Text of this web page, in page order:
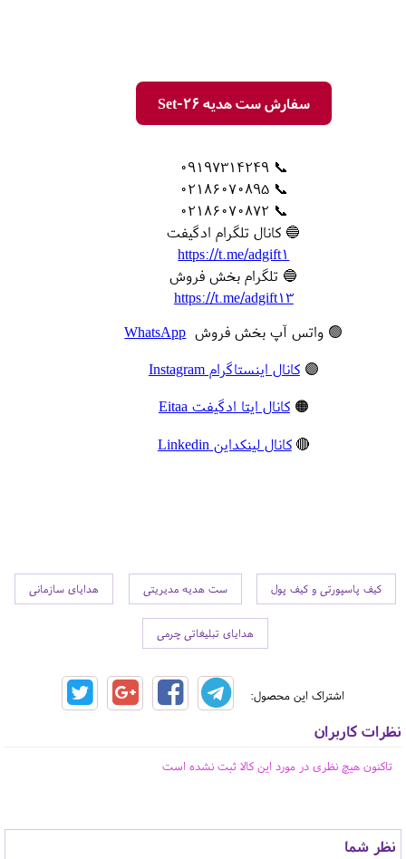
سفارش ست هدیه Set-26
📞 09197314249
📞 02186070895
📞 02186070872
🔵 کانال تلگرام ادگیفت
https://t.me/adgift1
🔵 تلگرام بخش فروش
https://t.me/adgift13
🟢 واتس آپ بخش فروش WhatsApp
🟣کانال اینستاگرام Instagram
🟠کانال ایتا ادگیفت Eitaa
🔴 کانال لینکداین Linkedin
کیف پاسپورتی و کیف پول ست هدیه مدیریتی هدایای سازمانی
هدایای تبلیغاتی چرمی
اشتراک این محصول:
نظرات کاربران
تاکنون هیچ نظری در مورد این کالا ثبت نشده است
نظر شما